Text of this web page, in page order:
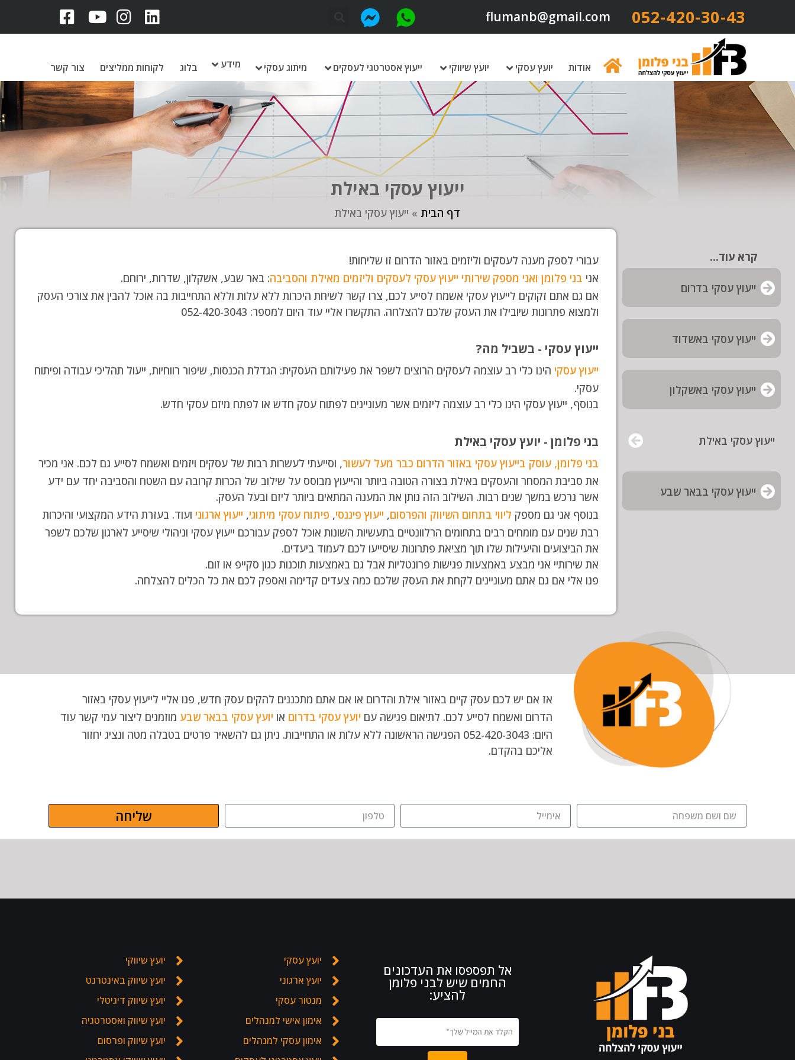
052-420-30-43​
flumanb@gmail.com
אודות יועץ עסקי יועץ שיווקי ייעוץ אסטרטגי לעסקים מיתוג עסקי מידע בלוג לקוחות ממליצים צור קשר
ייעוץ עסקי באילת
דף הבית » ייעוץ עסקי באילת
קרא עוד...
ייעוץ עסקי בדרום
ייעוץ עסקי באשדוד
ייעוץ עסקי באשקלון
ייעוץ עסקי באילת
ייעוץ עסקי בבאר שבע
עבורי לספק מענה לעסקים וליזמים באזור הדרום זו שליחות!
אני בני פלומן ואני מספק שירותי ייעוץ עסקי לעסקים וליזמים מאילת והסביבה: באר שבע, אשקלון, שדרות, ירוחם.
אם גם אתם זקוקים לייעוץ עסקי אשמח לסייע לכם, צרו קשר לשיחת היכרות ללא עלות וללא התחייבות בה אוכל להבין את צורכי העסק
ולמצוא פתרונות שיובילו את העסק שלכם להצלחה. התקשרו אליי עוד היום למספר: 052-420-3043
ייעוץ עסקי - בשביל מה?
ייעוץ עסקי הינו כלי רב עוצמה לעסקים הרוצים לשפר את פעילותם העסקית: הגדלת הכנסות, שיפור רווחיות, ייעול תהליכי עבודה ופיתוח
עסקי.
בנוסף, ייעוץ עסקי הינו כלי רב עוצמה ליזמים אשר מעוניינים לפתוח עסק חדש או לפתח מיזם עסקי חדש.
בני פלומן - יועץ עסקי באילת
בני פלומן, עוסק בייעוץ עסקי באזור הדרום כבר מעל לעשור, וסייעתי לעשרות רבות של עסקים ויזמים ואשמח לסייע גם לכם. אני מכיר
את סביבת המסחר והעסקים באילת בצורה הטובה ביותר והייעוץ מבוסס על שילוב של הכרות קרובה עם השטח והסביבה יחד עם ידע
אשר נרכש במשך שנים רבות. השילוב הזה נותן את המענה המתאים ביותר ליזם ובעל העסק.
בנוסף אני גם מספק ליווי בתחום השיווק והפרסום, ייעוץ פיננסי, פיתוח עסקי מיתוגי, ייעוץ ארגוני ועוד. בעזרת הידע המקצועי והיכרות
רבת שנים עם מומחים רבים בתחומים הרלוונטיים בתעשיות השונות אוכל לספק עבורכם ייעוץ עסקי וניהולי שיסייע לארגון שלכם לשפר
את הביצועים והיעילות שלו תוך מציאת פתרונות שיסייעו לכם לעמוד ביעדים.
את שירותיי אני מבצע באמצעות פגישות פרונטליות אבל גם באמצעות תוכנות כגון סקייפ או זום.
פנו אלי אם גם אתם מעוניינים לקחת את העסק שלכם כמה צעדים קדימה ואספק לכם את כל הכלים להצלחה.
אז אם יש לכם עסק קיים באזור אילת והדרום או אם אתם מתכננים להקים עסק חדש, פנו אליי לייעוץ עסקי באזור
הדרום ואשמח לסייע לכם. לתיאום פגישה עם יועץ עסקי בדרום או יועץ עסקי בבאר שבע מוזמנים ליצור עמי קשר עוד
היום: 052-420-3043 הפגישה הראשונה ללא עלות או התחייבות. ניתן גם להשאיר פרטים בטבלה מטה ונציג יחזור
אליכם בהקדם.
שליחה
אל תפספסו את העדכונים
החמים שיש לבני פלומן
להציע:
יועץ עסקי
יועץ ארגוני
מנטור עסקי
אימון אישי למנהלים
אימון עסקי למנהלים
יועץ שיווקי
יועץ שיווק באינטרנט
יועץ שיווק דיגיטלי
יועץ שיווק ואסטרטגיה
יועץ שיווק ופרסום